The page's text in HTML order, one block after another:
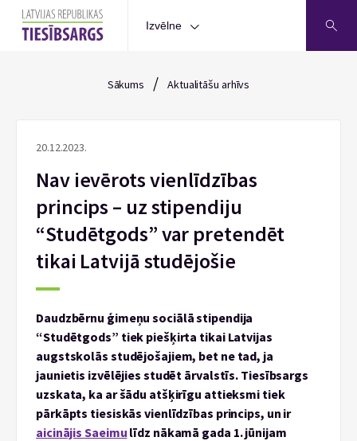
Izvēlne
Sākums / Aktualitāšu arhīvs
20.12.2023.
Nav ievērots vienlīdzības
princips – uz stipendiju
“Studētgods” var pretendēt
tikai Latvijā studējošie
Daudzbērnu ģimeņu sociālā stipendija
“Studētgods” tiek piešķirta tikai Latvijas
augstskolās studējošajiem, bet ne tad, ja
jaunietis izvēlējies studēt ārvalstīs. Tiesībsargs
uzskata, ka ar šādu atšķirīgu attieksmi tiek
pārkāpts tiesiskās vienlīdzības princips, un ir
aicinājis Saeimu līdz nākamā gada 1. jūnijam